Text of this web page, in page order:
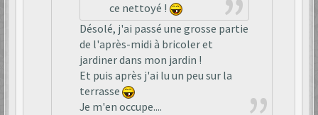
ce nettoyé !
Désolé, j'ai passé une grosse partie
de l'après-midi à bricoler et
jardiner dans mon jardin !
Et puis après j'ai lu un peu sur la
terrasse
Je m'en occupe....